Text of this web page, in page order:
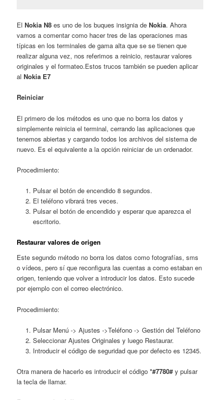
ElNokia N8 es uno de los buques insignia deNokia. Ahora
vamos a comentar como hacer tres de las operaciones mas
típicas en los terminales de gama alta que se se tienen que
realizar alguna vez, nos referimos a reinicio, restaurar valores
originales y el formateo.Estos trucos también se pueden aplicar
alNokia E7
Reiniciar
El primero de los métodos es uno que no borra los datos y
simplemente reinicia el terminal, cerrando las aplicaciones que
tenemos abiertas y cargando todos los archivos del sistema de
nuevo. Es el equivalente a la opción reiniciar de un ordenador.
Procedimiento:
Pulsar el botón de encendido 8 segundos.
El teléfono vibrará tres veces.
Pulsar el botón de encendido y esperar que aparezca el
escritorio.
Restaurar valores de origen
Este segundo método no borra los datos como fotografías, sms
o vídeos, pero sí que reconfigura las cuentas a como estaban en
origen, teniendo que volver a introducir los datos. Esto sucede
por ejemplo con el correo electrónico.
Procedimiento:
Pulsar Menú -> Ajustes ->Teléfono -> Gestión del Teléfono
Seleccionar Ajustes Originales y luego Restaurar.
Introducir el código de seguridad que por defecto es 12345.
Otra manera de hacerlo es introducir el código*#7780#y pulsar
la tecla de llamar.